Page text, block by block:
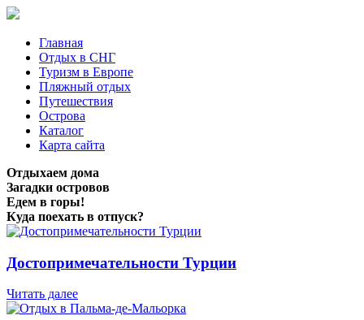
Главная
Отдых в СНГ
Туризм в Европе
Пляжный отдых
Путешествия
Острова
Каталог
Карта сайта
Отдыхаем дома
Загадки островов
Едем в горы!
Куда поехать в отпуск?
Достопримечательности Турции
Читать далее